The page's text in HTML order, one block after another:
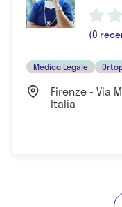
(0
Medico Legale
Firenze - Via
Italia